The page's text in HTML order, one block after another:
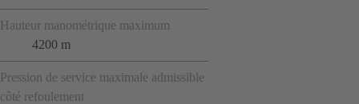
Hauteur manométrique maximum
4200 m
Pression de service maximale admissible
côté refoulement